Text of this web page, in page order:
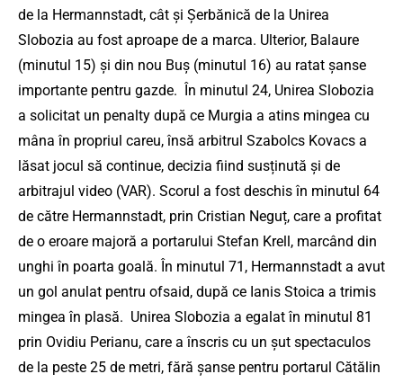
de la Hermannstadt, cât și Șerbănică de la Unirea
Slobozia au fost aproape de a marca. Ulterior, Balaure
(minutul 15) și din nou Buș (minutul 16) au ratat șanse
importante pentru gazde.
În minutul 24, Unirea Slobozia
a solicitat un penalty după ce Murgia a atins mingea cu
mâna în propriul careu, însă arbitrul Szabolcs Kovacs a
lăsat jocul să continue, decizia fiind susținută și de
arbitrajul video (VAR). Scorul a fost deschis în minutul 64
de către Hermannstadt, prin Cristian Neguț, care a profitat
de o eroare majoră a portarului Stefan Krell, marcând din
unghi în poarta goală. În minutul 71, Hermannstadt a avut
un gol anulat pentru ofsaid, după ce Ianis Stoica a trimis
mingea în plasă. Unirea Slobozia a egalat în minutul 81
prin Ovidiu Perianu, care a înscris cu un șut spectaculos
de la peste 25 de metri, fără șanse pentru portarul Cătălin